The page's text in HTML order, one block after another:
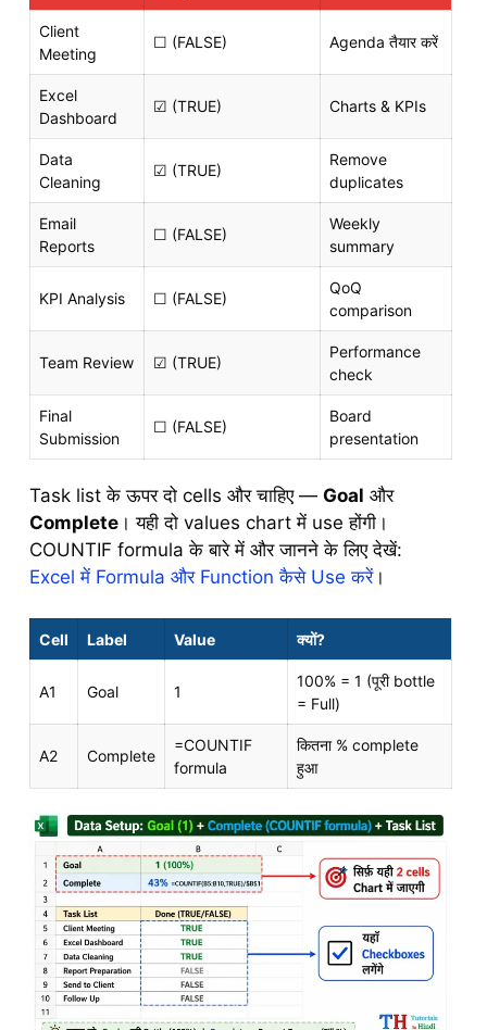
Client
Meeting
☐ (FALSE) Agenda तैयार करें
Excel
Dashboard
☑ (TRUE) Charts & KPIs
Data
Cleaning
☑ (TRUE)
Remove
duplicates
Email
Reports
☐ (FALSE)
Weekly
summary
KPI Analysis ☐ (FALSE)
QoQ
comparison
Team Review ☑ (TRUE)
Performance
check
Final
Submission
☐ (FALSE)
Board
presentation
Task list के ऊपर दो cells और चाहिए — Goal और
Complete । यही दो values chart में use होंगी।
COUNTIF formula के बारे में और जानने के लिए देखें:
Excel में Formula और Function कैसे Use करें।
Cell Label Value क्यों?
A1 Goal 1
100% = 1 (पूरी bottle
= Full)
A2 Complete
=COUNTIF
formula
कितना % complete
हुआ